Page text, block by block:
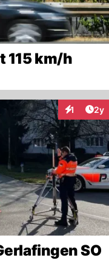
115 km/h
1 2y
SO